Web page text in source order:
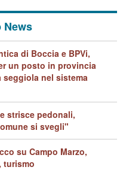
News
di Boccia e BPVi,
un posto in provincia
seggiola nel sistema
strisce pedonali,
si svegli"
su Campo Marzo,
turismo